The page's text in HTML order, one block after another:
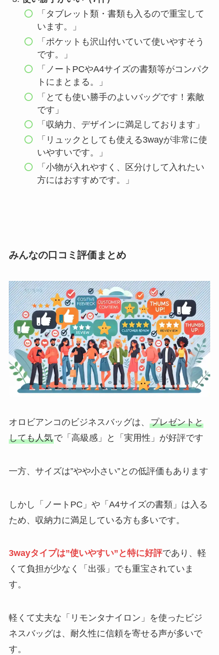
「タブレット類・書類も入るので重宝して
います。」
「ポケットも沢山付いていて使いやすそう
です。」
「ノートPCやA4サイズの書類等がコンパク
トにまとまる。」
「とても使い勝手のよいバッグです！素敵
です」
「収納力、デザインに満足しております」
「リュックとしても使える3wayが非常に使
いやすいです。」
「小物が入れやすく、区分けして入れたい
方にはおすすめです。」
みんなの口コミ評価まとめ
オロビアンコのビジネスバッグは、 プレゼントと
しても人気で「高級感」と「実用性」が好評です
一方、サイズは”やや小さい”との低評価もあります
しかし「ノートPC」や「A4サイズの書類」は入る
ため、収納力に満足している方も多いです。
3wayタイプは”使いやすい”と特に好評であり、軽
くて負担が少なく「出張」でも重宝されていま
す。
軽くて丈夫な「リモンタナイロン」を使ったビジ
ネスバッグは、耐久性に信頼を寄せる声が多いで
す。